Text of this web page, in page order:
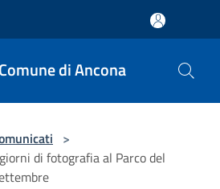
Comune di Ancona
>
di fotografia al Parco del